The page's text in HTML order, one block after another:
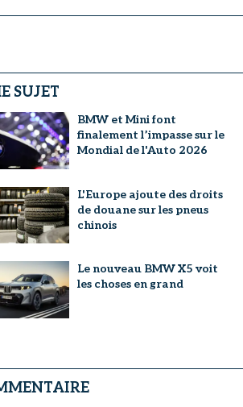
SUJET
BMW et Mini font
finalement l’impasse sur le
Mondial de l'Auto 2026
L'Europe ajoute des droits
de douane sur les pneus
chinois
Le nouveau BMW X5 voit
les choses en grand